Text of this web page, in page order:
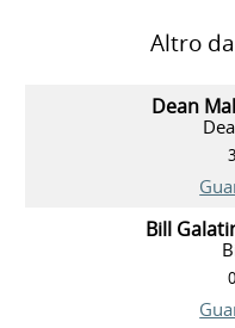
Altro
Dean
Bill